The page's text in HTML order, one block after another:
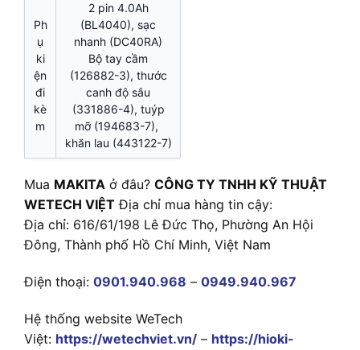
Ph
ụ
ki
ện
đi
kè
m
2 pin 4.0Ah
(BL4040), sạc
nhanh (DC40RA)
Bộ tay cầm
(126882-3), thước
canh độ sâu
(331886-4), tuýp
mỡ (194683-7),
khăn lau (443122-7)
Mua MAKITA ở đâu? CÔNG TY TNHH KỸ THUẬT
WETECH VIỆT Địa chỉ mua hàng tin cậy:
Địa chỉ: 616/61/198 Lê Đức Thọ, Phường An Hội
Đông, Thành phố Hồ Chí Minh, Việt Nam
Điện thoại: 0901.940.968 – 0949.940.967
Hệ thống website WeTech
Việt: https://wetechviet.vn/ – https://hioki-